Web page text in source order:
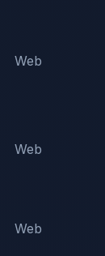
Web
Web
Web